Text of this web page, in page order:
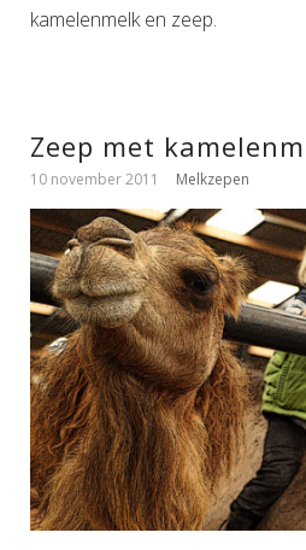
kamelenmelk en zeep.
Zeep met
10 november 2011 Melkzepen